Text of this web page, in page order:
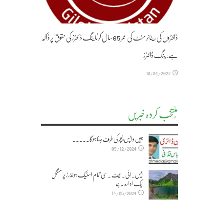
ڈاکٹروں کی ریٹائرمنٹ کی عمر 65 سال کرنا ینگ ڈاکٹرز کی حقوق پر ڈاکہ
ہے، ینگ ڈاکٹرز
10/04/2023
مُنتخب کردہ خبریں
ہمیں واپس نیچر کی طرف جانا ہوگا۔۔۔۔۔
09/12/2024
ایس۔ائی۔ایف ۔سی تمام اسٹیک ہولڈرز پر مشتمل
ایک ادارہ ہے
14/05/2024